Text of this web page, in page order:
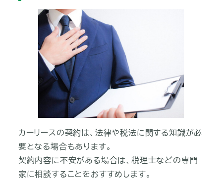
カーリースの契約は、法律や税法に関する知識が必
要となる場合もあります。
契約内容に不安がある場合は、税理士などの専門
家に相談することをおすすめします。